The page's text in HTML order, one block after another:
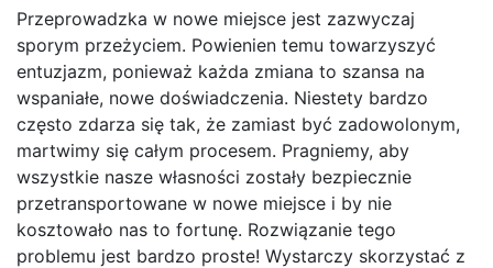
Przeprowadzka w nowe miejsce jest zazwyczaj
sporym przeżyciem. Powienien temu towarzyszyć
entuzjazm, ponieważ każda zmiana to szansa na
wspaniałe, nowe doświadczenia. Niestety bardzo
często zdarza się tak, że zamiast być zadowolonym,
martwimy się całym procesem. Pragniemy, aby
wszystkie nasze własności zostały bezpiecznie
przetransportowane w nowe miejsce i by nie
kosztowało nas to fortunę. Rozwiązanie tego
problemu jest bardzo proste! Wystarczy skorzystać z